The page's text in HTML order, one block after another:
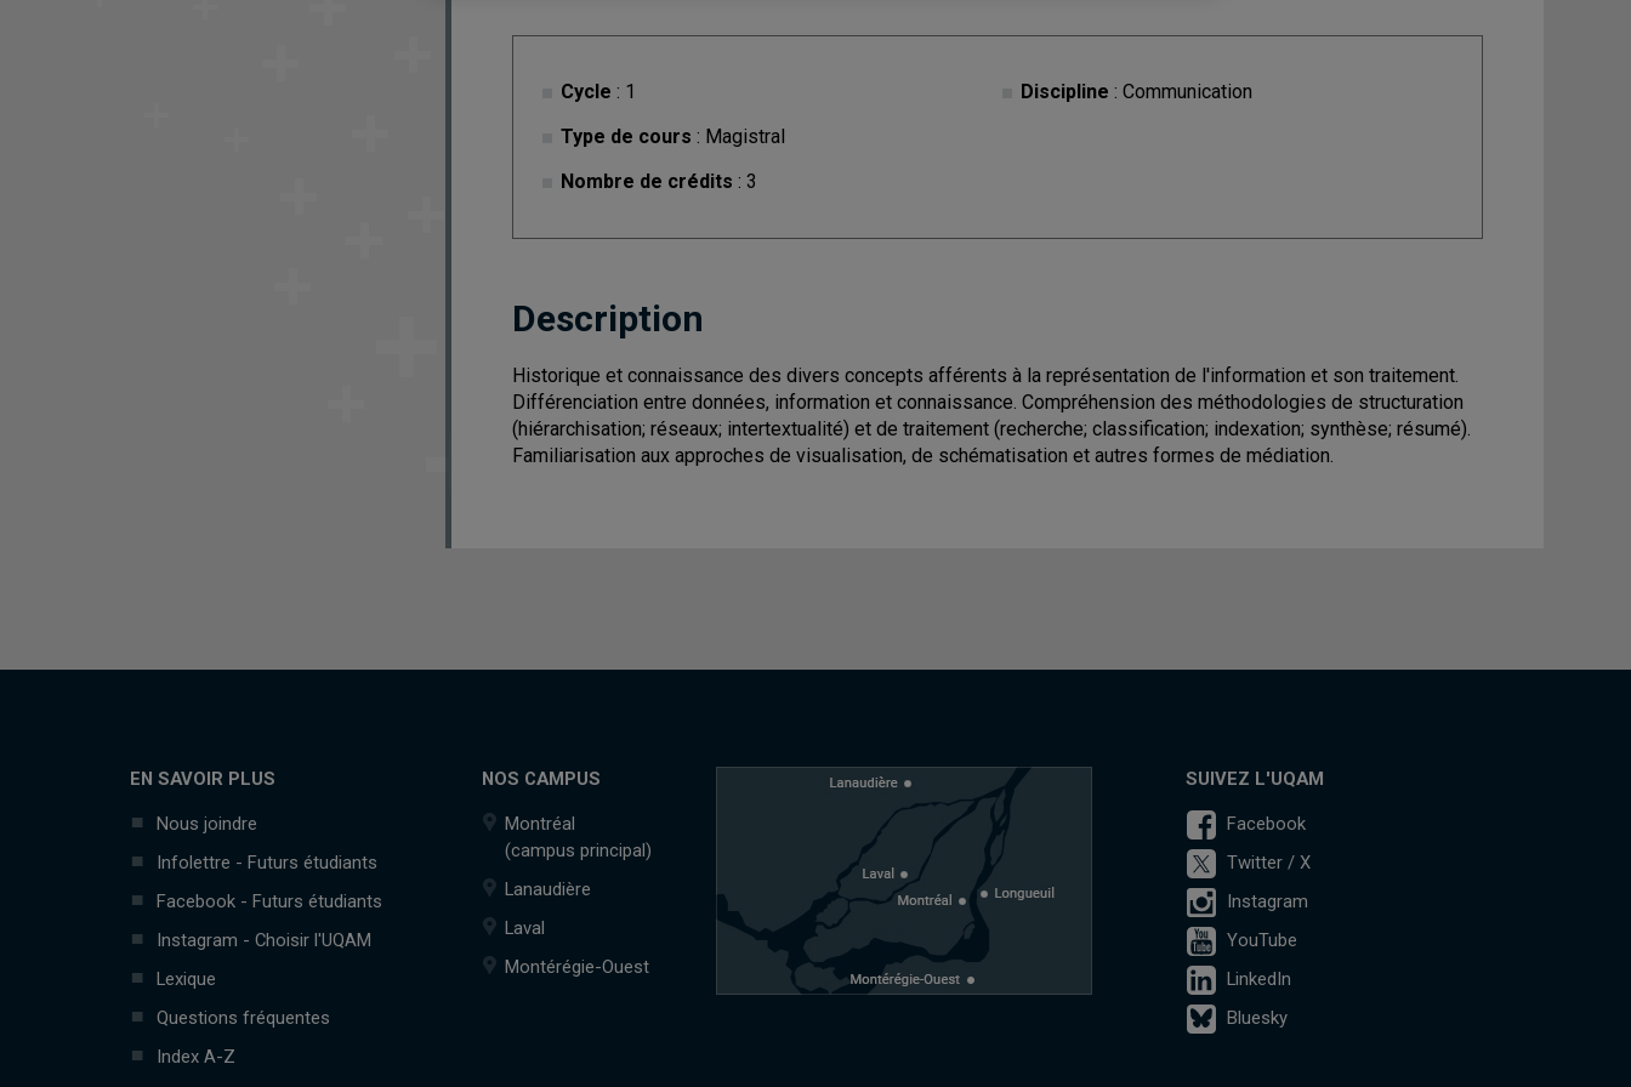
Cycle : 1
Type de cours : Magistral
Nombre de crédits : 3
Discipline : Communication
Description
Historique et connaissance des divers concepts afférents à la représentation de l'information et son traitement.
Différenciation entre données, information et connaissance. Compréhension des méthodologies de structuration
(hiérarchisation; réseaux; intertextualité) et de traitement (recherche; classification; indexation; synthèse; résumé).
Familiarisation aux approches de visualisation, de schématisation et autres formes de médiation.
EN SAVOIR PLUS
Nous joindre
Infolettre - Futurs étudiants
Facebook - Futurs étudiants
Instagram - Choisir l'UQAM
Lexique
Questions fréquentes
Index A-Z
NOS CAMPUS
Montréal
(campus principal)
Lanaudière
Laval
Montérégie-Ouest
SUIVEZ L'UQAM
Facebook
Twitter / X
Instagram
YouTube
LinkedIn
Bluesky